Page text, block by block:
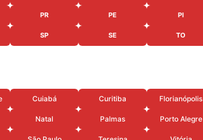
PR PE PI
SP SE TO
Cuiabá Curitiba Florianópolis
Natal Palmas Porto Alegre